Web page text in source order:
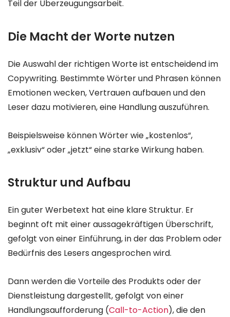
Teil der Überzeugungsarbeit.
Die Macht der Worte nutzen
Die Auswahl der richtigen Worte ist entscheidend im
Copywriting. Bestimmte Wörter und Phrasen können
Emotionen wecken, Vertrauen aufbauen und den
Leser dazu motivieren, eine Handlung auszuführen.
Beispielsweise können Wörter wie „kostenlos“,
„exklusiv“ oder „jetzt“ eine starke Wirkung haben.
Struktur und Aufbau
Ein guter Werbetext hat eine klare Struktur. Er
beginnt oft mit einer aussagekräftigen Überschrift,
gefolgt von einer Einführung, in der das Problem oder
Bedürfnis des Lesers angesprochen wird.
Dann werden die Vorteile des Produkts oder der
Dienstleistung dargestellt, gefolgt von einer
Handlungsaufforderung (Call-to-Action), die den